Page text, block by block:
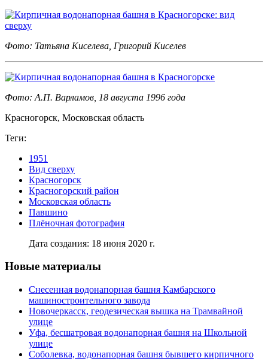
Фото: Татьяна Киселева, Григорий Киселев
Фото: А.П. Варламов, 18 августа 1996 года
Красногорск, Московская область
Теги:
1951
Вид сверху
Красногорск
Красногорский район
Московская область
Павшино
Плёночная фотография
Дата создания: 18 июня 2020 г.
Новые материалы
Снесенная водонапорная башня Камбарского
машиностроительного завода
Новочеркасск, геодезическая вышка на Трамвайной
улице
Уфа, бесшатровая водонапорная башня на Школьной
улице
Соболевка, водонапорная башня бывшего кирпичного